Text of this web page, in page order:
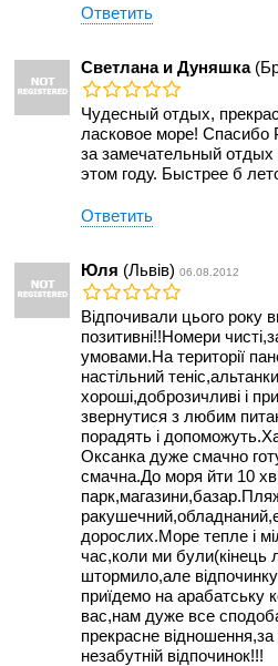
Ответить
Светлана и Дуняшка
Чудесный отдых,
ласковое море!
за замечательный
этом году. Быстрее б
Ответить
Юля (Львів)06.08.2012
Відпочивали цього року
позитивні!!Номери
умовами.На території
настільний
хороші,доброзичливі і
звернутися з любим
порадять і
Оксанка дуже смачно
смачна.До моря йти 10
ракушечний,обладнаний,є
дорослих.Море тепле і
час,коли ми були(кінець
штормило,але
приїдемо на арабатську
вас,нам дуже все
прекрасне
незабутній відпочинок!!!